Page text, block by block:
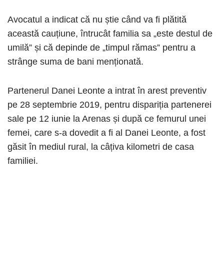
Avocatul a indicat că nu știe când va fi plătită
această cauțiune, întrucât familia sa „este destul de
umilă” și că depinde de „timpul rămas” pentru a
strânge suma de bani menționată.
Partenerul Danei Leonte a intrat în arest preventiv
pe 28 septembrie 2019, pentru dispariția partenerei
sale pe 12 iunie la Arenas și după ce femurul unei
femei, care s-a dovedit a fi al Danei Leonte, a fost
găsit în mediul rural, la câțiva kilometri de casa
familiei.